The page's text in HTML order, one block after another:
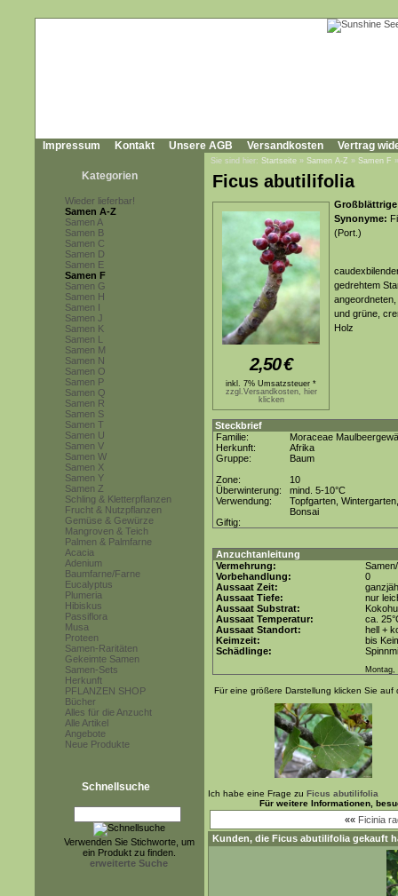
Impressum Kontakt Unsere AGB Versandkosten Vertrag
Kategorien
Wieder lieferbar!
Samen A-Z
Samen A
Samen B
Samen C
Samen D
Samen E
Samen F
Samen G
Samen H
Samen I
Samen J
Samen K
Samen L
Samen M
Samen N
Samen O
Samen P
Samen Q
Samen R
Samen S
Samen T
Samen U
Samen V
Samen W
Samen X
Samen Y
Samen Z
Schling & Kletterpflanzen
Frucht & Nutzpflanzen
Gemüse & Gewürze
Mangroven & Teich
Palmen & Palmfarne
Acacia
Adenium
Baumfarne/Farne
Eucalyptus
Plumeria
Hibiskus
Passiflora
Musa
Proteen
Samen-Raritäten
Gekeimte Samen
Samen-Sets
Herkunft
PFLANZEN SHOP
Bücher
Alles für die Anzucht
Alle Artikel
Angebote
Neue Produkte
Schnellsuche
Verwenden Sie Stichworte, um
ein Produkt zu finden.
erweiterte Suche
Sie sind hier: Startseite » Samen A-Z » Samen F
Ficus abutilifolia
2,50€
inkl. 7% Umsatzsteuer *
zzgl.Versandkosten, hier
klicken
Großblättrige
Synonyme:
(Port.)
gedrehtem
und grüne,
Holz
Steckbrief
Familie:
Moraceae
Herkunft:
Afrika
Gruppe:
Baum
Zone:
10
Überwinterung:
mind. 5-10°C
Verwendung:
Topfgarten, Wintergarten,
Bonsai
Giftig:
Anzuchtanleitung
Vermehrung:
Vorbehandlung:
0
Aussaat Zeit:
Aussaat Tiefe:
nur
Aussaat Substrat:
Aussaat Temperatur:
ca.
Aussaat Standort:
hell +
Keimzeit:
bis
Schädlinge:
Montag,
Für eine größere Darstellung klicken Sie auf
Ich habe eine Frage zu Ficus abutilifolia
Für weitere Informationen,
«« Ficinia
Kunden, die Ficus abutilifolia gekauft